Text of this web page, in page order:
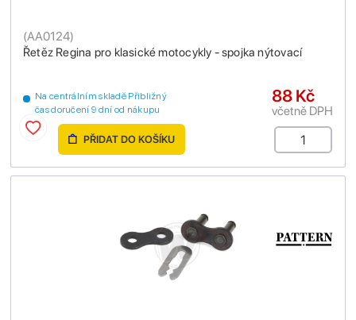
Řetěz Regina pro klasické motocykly - spojka nýtovací
(AA0124)
Na centrálním skladě Přibližný
čas doručení 9 dní od nákupu
88 Kč
včetně DPH
PŘIDAT DO KOŠÍKU